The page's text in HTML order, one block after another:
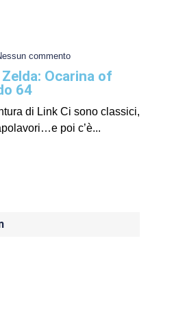
commento
Ocarina of
64
di Link Ci sono classici,
poi c’è...